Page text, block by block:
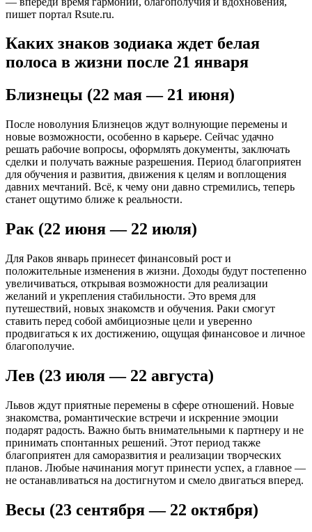
пишет портал Rsute.ru.
Каких знаков зодиака ждет белая
полоса в жизни после 21 января
Близнецы (22 мая — 21 июня)
После новолуния Близнецов ждут волнующие перемены и
новые возможности, особенно в карьере. Сейчас удачно
решать рабочие вопросы, оформлять документы, заключать
сделки и получать важные разрешения. Период благоприятен
для обучения и развития, движения к целям и воплощения
давних мечтаний. Всё, к чему они давно стремились, теперь
станет ощутимо ближе к реальности.
Рак (22 июня — 22 июля)
Для Раков январь принесет финансовый рост и
положительные изменения в жизни. Доходы будут постепенно
увеличиваться, открывая возможности для реализации
желаний и укрепления стабильности. Это время для
путешествий, новых знакомств и обучения. Раки смогут
ставить перед собой амбициозные цели и уверенно
продвигаться к их достижению, ощущая финансовое и личное
благополучие.
Лев (23 июля — 22 августа)
Львов ждут приятные перемены в сфере отношений. Новые
знакомства, романтические встречи и искренние эмоции
подарят радость. Важно быть внимательными к партнеру и не
принимать спонтанных решений. Этот период также
благоприятен для саморазвития и реализации творческих
планов. Любые начинания могут принести успех, а главное —
не останавливаться на достигнутом и смело двигаться вперед.
Весы (23 сентября — 22 октября)